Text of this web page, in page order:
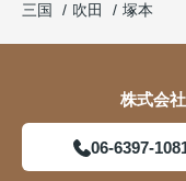
三国
吹田 塚本
株式会
06-6397-